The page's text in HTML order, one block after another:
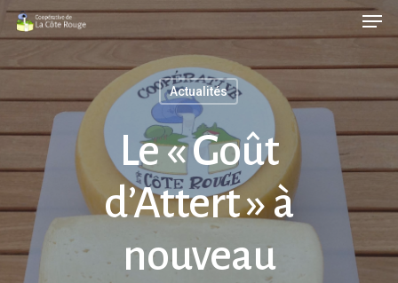
Skip
to
main
content
Actualités
Le « Goût
d’Attert » à
nouveau